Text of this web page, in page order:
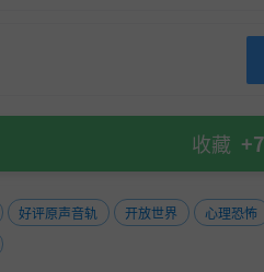
的玩家一起执行任务。
收藏 +7
好评原声音轨 开放世界 心理恐怖